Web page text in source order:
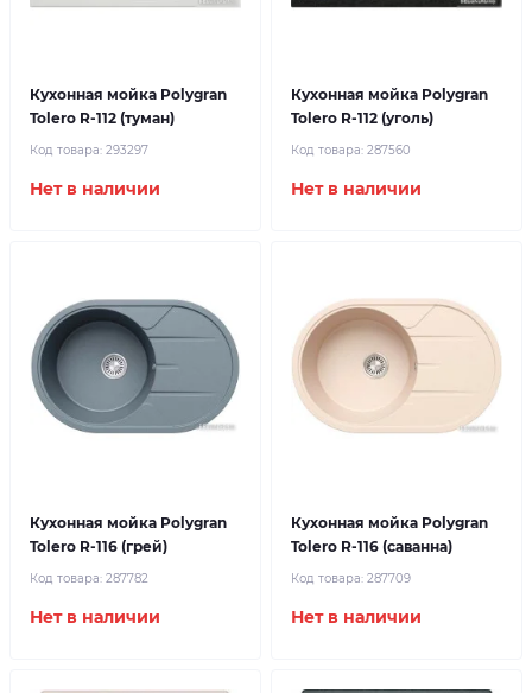
Кухонная мойка Polygran
Tolero R-112 (туман)
Код товара: 293297
Нет в наличии
Кухонная мойка Polygran
Tolero R-112 (уголь)
Код товара: 287560
Нет в наличии
Кухонная мойка Polygran
Tolero R-116 (грей)
Код товара: 287782
Нет в наличии
Кухонная мойка Polygran
Tolero R-116 (саванна)
Код товара: 287709
Нет в наличии